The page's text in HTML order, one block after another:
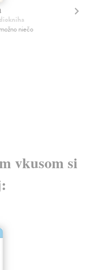
niečo
vkusom si